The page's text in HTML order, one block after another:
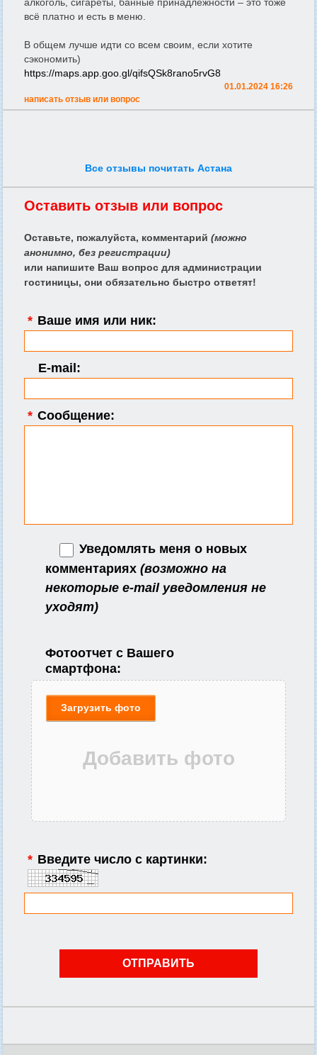
алкоголь, сигареты, банные принадлежности – это тоже
всё платно и есть в меню.
В общем лучше идти со всем своим, если хотите
сэкономить)
https://maps.app.goo.gl/qifsQSk8rano5rvG8
01.01.2024 16:26
написать отзыв или вопрос
Все отзывы почитать Астана
Оставить отзыв или вопрос
Оставьте, пожалуйста, комментарий (можно
анонимно, без регистрации)
или напишите Ваш вопрос для администрации
гостиницы, они обязательно быстро ответят!
* Ваше имя или ник:
E-mail:
* Сообщение:
Уведомлять меня о новых
комментариях (возможно на
некоторые e-mail уведомления не
уходят)
Фотоотчет с Вашего
смартфона:
Загрузить фото
* Введите число с картинки: